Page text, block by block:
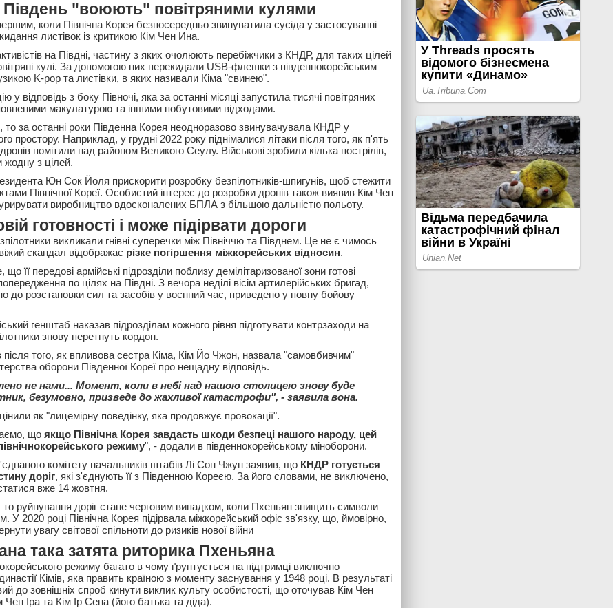
Південь "воюють" повітряними кулями
коли Північна Корея безпосередньо звинуватила сусіда у застосуванні
листівок із критикою Кім Чен Ина.
на Півдні, частину з яких очолюють перебіжчики з КНДР, для таких цілей
кулі. За допомогою них перекидали USB-флешки з південнокорейським
K-pop та листівки, в яких називали Кіма "свинею".
у відповідь з боку Півночі, яка за останні місяці запустила тисячі повітряних
макулатурою та іншими побутовими відходами.
то за останні роки Південна Корея неодноразово звинувачувала КНДР у
простору. Наприклад, у грудні 2022 року піднімалися літаки після того, як п'ять
помітили над районом Великого Сеулу. Військові зробили кілька пострілів,
жодну з цілей.
Юн Сок Йоля прискорити розробку безпілотників-шпигунів, щоб стежити
Північної Кореї. Особистий інтерес до розробки дронів також виявив Кім Чен
виробництво вдосконалених БПЛА з більшою дальністю польоту.
готовності і може підірвати дороги
викликали гнівні суперечки між Північчю та Півднем. Це не є чимось
скандал відображає різке погіршення міжкорейських відносин.
її передові армійські підрозділи поблизу демілітаризованої зони готові
по цілях на Півдні. З вечора неділі вісім артилерійських бригад,
до розстановки сил та засобів у воєнний час, приведено у повну бойову
генштаб наказав підрозділам кожного рівня підготувати контрзаходи на
знову перетнуть кордон.
того, як впливова сестра Кіма, Кім Йо Чжон, назвала "самовбивчим"
оборони Південної Кореї про нещадну відповідь.
не нами... Момент, коли в небі над нашою столицею знову буде
безумовно, призведе до жахливої катастрофи", - заявила вона.
як "лицемірну поведінку, яка продовжує провокації".
що якщо Північна Корея завдасть шкоди безпеці нашого народу, цей
режиму", - додали в південнокорейському міноборони.
комітету начальників штабів Лі Сон Чжун заявив, що КНДР готується
доріг, які з'єднують її з Південною Кореєю. За його словами, не виключено,
вже 14 жовтня.
руйнування доріг стане черговим випадком, коли Пхеньян знищить символи
У 2020 році Північна Корея підірвала міжкорейський офіс зв'язку, що, ймовірно,
увагу світової спільноти до ризиків нової війни
така затята риторика Пхеньяна
режиму багато в чому ґрунтується на підтримці виключно
Кімів, яка править країною з моменту заснування у 1948 році. В результаті
до зовнішніх спроб кинути виклик культу особистості, що оточував Кім Чен
Іра та Кім Ір Сена (його батька та діда).